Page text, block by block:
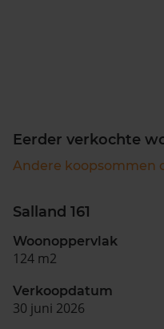
Eerder verkochte
Andere koopsommen
Salland 161
Woonoppervlak
124 m2
Verkoopdatum
30 juni 2026